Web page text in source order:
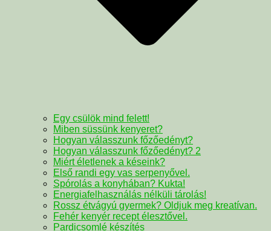
Egy csülök mind felett!
Miben süssünk kenyeret?
Hogyan válasszunk főzőedényt?
Hogyan válasszunk főzőedényt? 2
Miért életlenek a késeink?
Első randi egy vas serpenyővel.
Spórolás a konyhában? Kukta!
Energiafelhasználás nélküli tárolás!
Rossz étvágyú gyermek? Oldjuk meg kreatívan.
Fehér kenyér recept élesztővel.
Pardicsomlé készítés